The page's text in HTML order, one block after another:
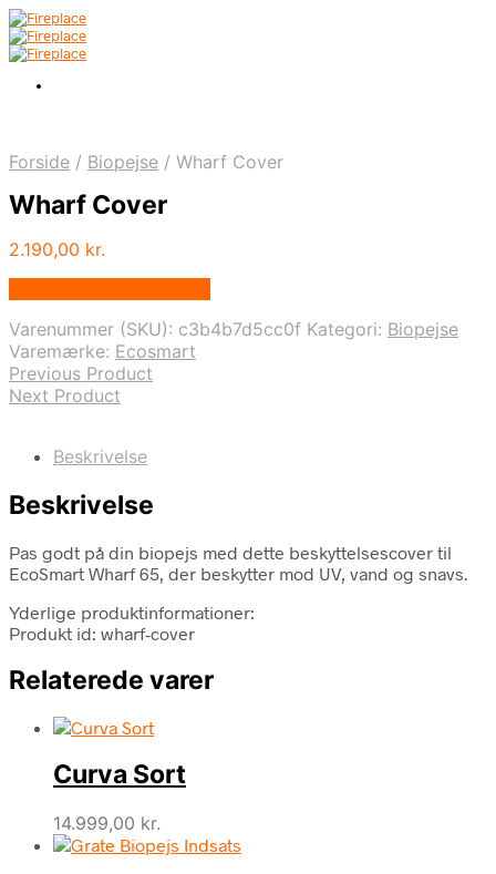
Forside / Biopejse / Wharf Cover
Wharf Cover
2.190,00 kr.
Varenummer (SKU): c3b4b7d5cc0f Kategori: Biopejse
Varemærke: Ecosmart
Previous Product
Next Product
Beskrivelse
Beskrivelse
Pas godt på din biopejs med dette beskyttelsescover til
EcoSmart Wharf 65, der beskytter mod UV, vand og snavs.
Yderlige produktinformationer:
Produkt id: wharf-cover
Relaterede varer
Curva Sort
14.999,00 kr.